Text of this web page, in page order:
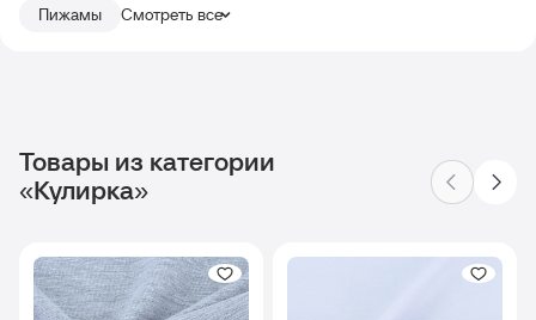
Пижамы
Смотреть все
Товары из категории
«Кулирка»